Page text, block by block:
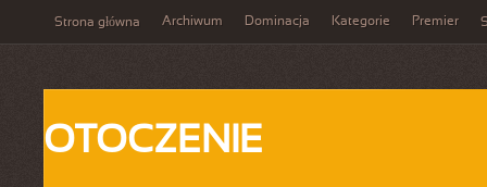
Strona główna Archiwum Dominacja Kategorie Premier
OTOCZENIE